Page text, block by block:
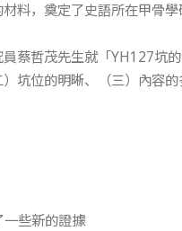
料，奠定了史語所在甲骨
蔡哲茂先生就「YH127坑
坑位的明晰、（三）內容
些新的證據